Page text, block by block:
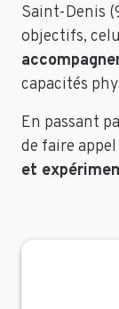
Saint-Denis
objectifs,
capacités
En passant
de faire appel
et